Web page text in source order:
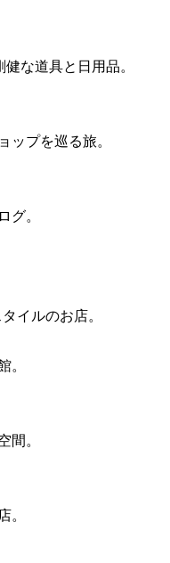
な道具と日用品。
ップを巡る旅。
グ。
イルのお店。
。
間。
。